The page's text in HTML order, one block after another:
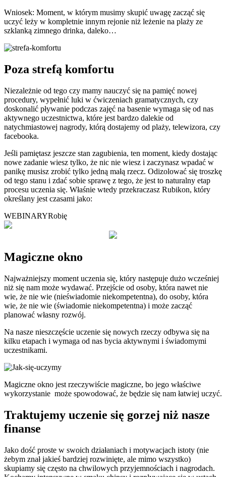
Wniosek: Moment, w którym musimy skupić uwagę zacząć się
uczyć leży w kompletnie innym rejonie niż leżenie na plaży ze
szklanką zimnego drinka, daleko…
Poza strefą komfortu
Niezależnie od tego czy mamy nauczyć się na pamięć nowej
procedury, wypełnić luki w ćwiczeniach gramatycznych, czy
doskonalić pływanie podczas zajęć na basenie wymaga się od nas
aktywnego uczestnictwa, które jest bardzo dalekie od
natychmiastowej nagrody, którą dostajemy od plaży, telewizora, czy
facebooka.
Jeśli pamiętasz jeszcze stan zagubienia, ten moment, kiedy dostając
nowe zadanie wiesz tylko, że nic nie wiesz i zaczynasz wpadać w
panikę musisz zrobić tylko jedną małą rzecz. Odizolować się troszkę
od tego stanu i zdać sobie sprawę z tego, że jest to naturalny etap
procesu uczenia się. Właśnie wtedy przekraczasz Rubikon, który
określany jest czasami jako:
WEBINARYRobię
Magiczne okno
Najważniejszy moment uczenia się, który następuje dużo wcześniej
niż się nam może wydawać. Przejście od osoby, która nawet nie
wie, że nie wie (nieświadomie niekompetentna), do osoby, która
wie, że nie wie (świadomie niekompetentna) i może zacząć
planować własny rozwój.
Na nasze nieszczęście uczenie się nowych rzeczy odbywa się na
kilku etapach i wymaga od nas bycia aktywnymi i świadomymi
uczestnikami.
Magiczne okno jest rzeczywiście magiczne, bo jego właściwe
wykorzystanie może spowodować, że będzie się nam łatwiej uczyć.
Traktujemy uczenie się gorzej niż nasze
finanse
Jako dość proste w swoich działaniach i motywacjach istoty (nie
żebym znał jakieś bardziej rozwinięte, ale mimo wszystko)
skupiamy się często na chwilowych przyjemnościach i nagrodach.